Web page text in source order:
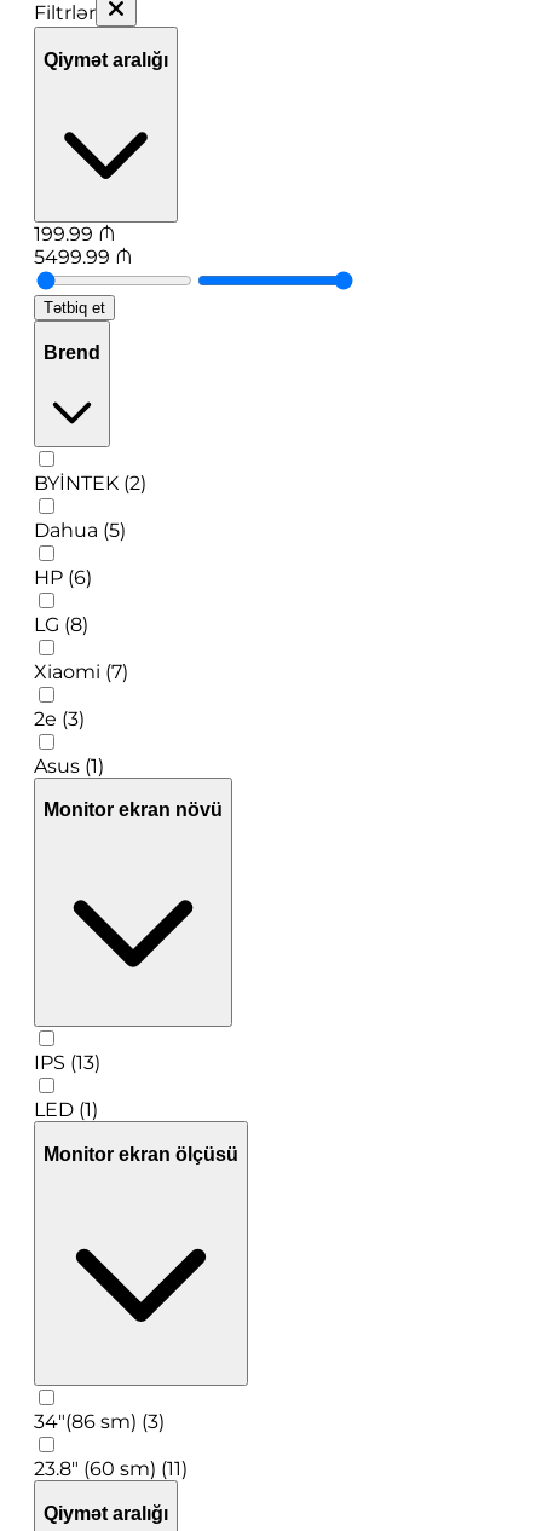
Filtrlər
Qiymət aralığı
199.99 ₼
5499.99 ₼
Tətbiq et
Brend
BYİNTEK (2)
Dahua (5)
HP (6)
LG (8)
Xiaomi (7)
2e (3)
Asus (1)
Monitor ekran növü
IPS (13)
LED (1)
Monitor ekran ölçüsü
34"(86 sm) (3)
23.8" (60 sm) (11)
Qiymət aralığı